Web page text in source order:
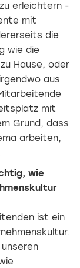
erleichtern -
mit
die
wie die
Hause, oder
aus
mit
Grund, dass
arbeiten,
wie
ist ein